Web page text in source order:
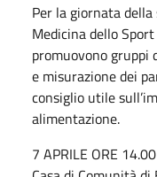
Per la giornata della
Medicina dello
promuovono gruppi
e misurazione dei
consiglio utile
alimentazione.
7 APRILE ORE 14.00